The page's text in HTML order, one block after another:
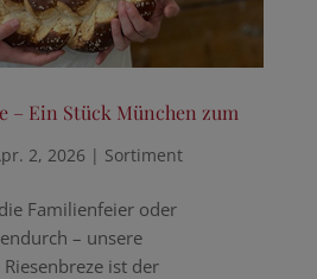
– Ein Stück München zum
2, 2026 | Sortiment
Familienfeier oder
– unsere
ist der